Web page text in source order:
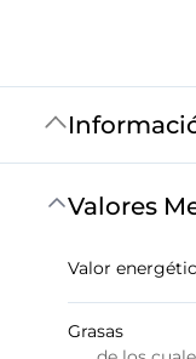
Valores
Valor
Grasas